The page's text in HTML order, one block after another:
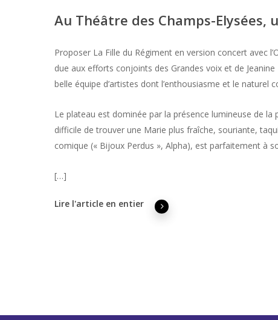
Au Théâtre des Champs-
Proposer La Fille du Régiment en version concert avec
due aux efforts conjoints des Grandes voix et de
belle équipe d’artistes dont l’enthousiasme et le naturel
Le plateau est dominée par la présence lumineuse de la
difficile de trouver une Marie plus fraîche, souriante,
comique (« Bijoux Perdus », Alpha), est parfaitement à
[…]
Lire l'article en entier